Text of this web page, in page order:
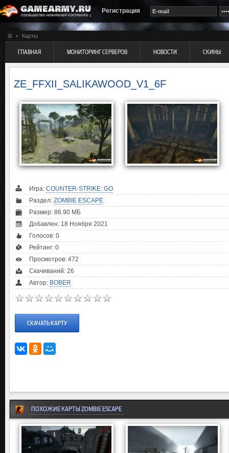
Регистрация
Карты
ГЛАВНАЯ МОНИТОРИНГ СЕРВЕРОВ НОВОСТИ СКИНЫ
ZE_FFXII_SALIKAWOOD_V1_6F
Игра: COUNTER-STRIKE: GO
Раздел: ZOMBIE ESCAPE
Размер: 86.90 МБ
Добавлен: 18 Ноября 2021
Голосов: 0
Рейтинг: 0
Просмотров: 472
Скачиваний: 26
Автор: BOBER
СКАЧАТЬ КАРТУ
ПОХОЖИЕ КАРТЫ ZOMBIE ESCAPE